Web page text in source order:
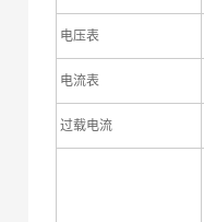
电压表
电流表
过载电流